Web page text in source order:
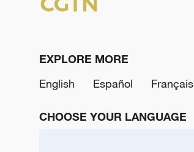
EXPLORE MORE
English
Español Français
CHOOSE YOUR LANGUAGE